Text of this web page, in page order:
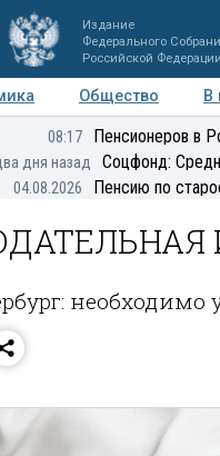
Издание
Федерального
Российской Федерации
Общество В
Мнения Регионы
08:17 Пенсионеров в
дня назад Соцфонд:
04.08.2026 Пенсию по
необходимо